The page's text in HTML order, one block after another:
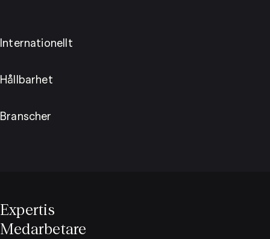
Internationellt
Hållbarhet
Branscher
Expertis
Medarbetare